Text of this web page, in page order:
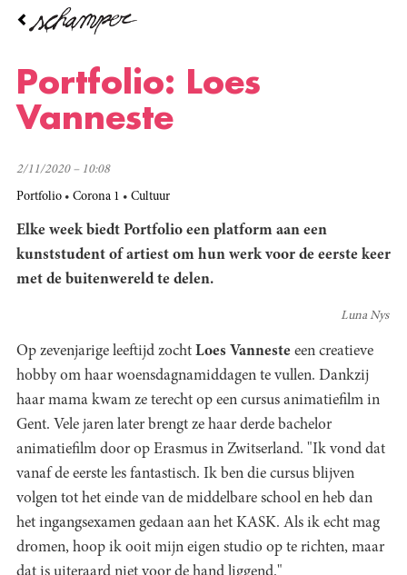
Overslaan
inhoud
gaanPortfolio: Loes
Vanneste
2/11/2020 – 10:08
Portfolio Corona 1 Cultuur
Elke week biedt Portfolio een platform aan een
kunststudent of artiest om hun werk voor de eerste keer
met de buitenwereld te delen.
Luna Nys
Op zevenjarige leeftijd zocht Loes Vanneste een creatieve
hobby om haar woensdagnamiddagen te vullen. Dankzij
haar mama kwam ze terecht op een cursus animatiefilm in
Gent. Vele jaren later brengt ze haar derde bachelor
animatiefilm door op Erasmus in Zwitserland. "Ik vond dat
vanaf de eerste les fantastisch. Ik ben die cursus blijven
volgen tot het einde van de middelbare school en heb dan
het ingangsexamen gedaan aan het KASK. Als ik echt mag
dromen, hoop ik ooit mijn eigen studio op te richten, maar